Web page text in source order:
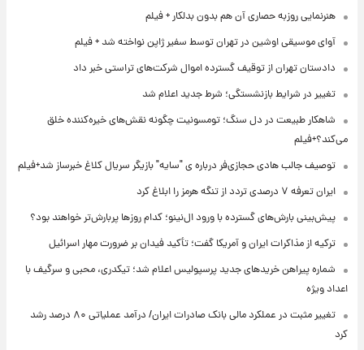
هنرنمایی روزبه حصاری آن هم بدون بدلکار + فیلم
آوای موسیقی اوشین در تهران توسط سفیر ژاپن نواخته شد + فیلم
دادستان تهران از توقیف گسترده اموال شرکت‌های تراستی خبر داد
تغییر در شرایط بازنشستگی؛ شرط جدید اعلام شد
شاهکار طبیعت در دل سنگ؛ تومسونیت چگونه نقش‌های خیره‌کننده خلق
می‌کند؟+فیلم
توصیف جالب هادی حجازی‌فر درباره ی "سایه" بازیگر سریال کلاغ خبرساز شد+فیلم
ایران تعرفه ۷ درصدی تردد از تنگه هرمز را ابلاغ کرد
پیش‌بینی بارش‌های گسترده با ورود ال‌نینو؛ کدام روزها پربارش‌تر خواهند بود؟
ترکیه از مذاکرات ایران و آمریکا گفت؛ تأکید فیدان بر ضرورت مهار اسرائیل
شماره پیراهن خریدهای جدید پرسپولیس اعلام شد؛ تیکدری، محبی و سرگیف با
اعداد ویژه
تغییر مثبت در عملکرد مالی بانک صادرات ایران/ درآمد عملیاتی ۸۰ درصد رشد
کرد